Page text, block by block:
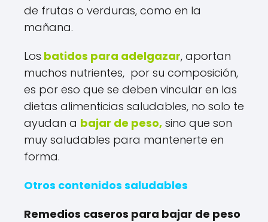
de frutas o verduras, como en la
mañana.
Los batidos para adelgazar, aportan
muchos nutrientes, por su composición,
es por eso que se deben vincular en las
dietas alimenticias saludables, no solo te
ayudan a bajar de peso, sino que son
muy saludables para mantenerte en
forma.
Otros contenidos saludables
Remedios caseros para bajar de peso